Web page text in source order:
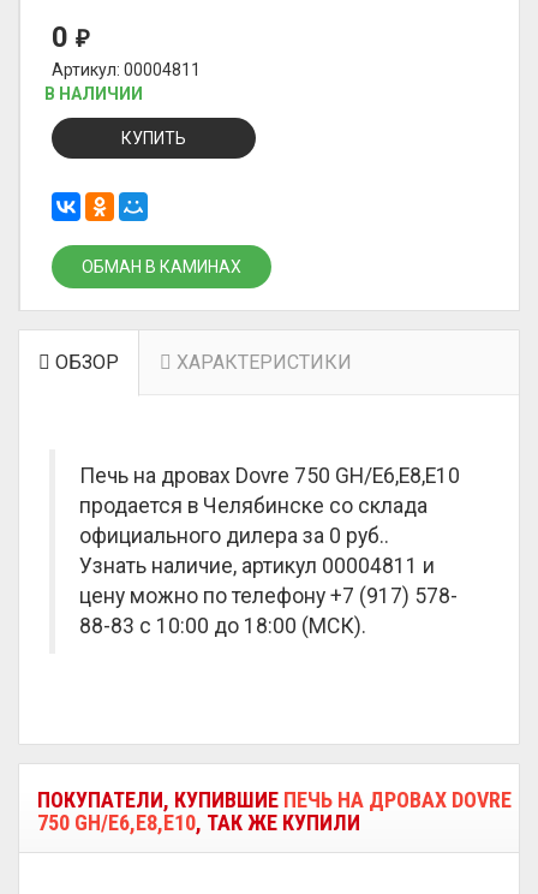
0 ₽
Артикул: 00004811
В НАЛИЧИИ
КУПИТЬ
ОБМАН В КАМИНАХ
ОБЗОР ХАРАКТЕРИСТИКИ
Печь на дровах Dovre 750 GH/E6,E8,E10
продается в Челябинске со склада
официального дилера за 0 руб..
Узнать наличие, артикул 00004811 и
цену можно по телефону +7 (917) 578-
88-83 с 10:00 до 18:00 (МСК).
ПОКУПАТЕЛИ, КУПИВШИЕ ПЕЧЬ НА ДРОВАХ DOVRE
750 GH/E6,E8,E10, ТАК ЖЕ КУПИЛИ